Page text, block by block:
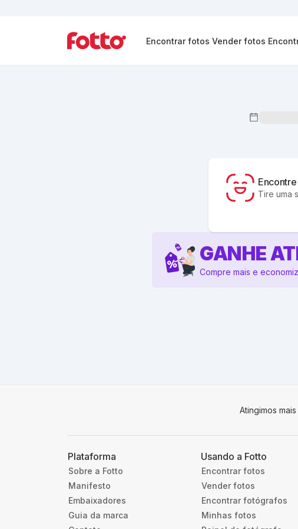
Encontrar fotos Vender fotos
Tire uma
GANHE
Compre mais e
Atingimos
Plataforma
Sobre a Fotto
Manifesto
Embaixadores
Guia da marca
Usando a Fotto
Encontrar fotos
Vender fotos
Encontrar fotógrafos
Minhas fotos